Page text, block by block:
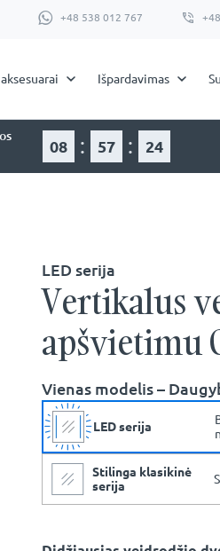
+48 538 012 767
Išpardavimas
08 : 57 : 23
LED serija
Vertikalus
apšvietimu
Vienas modelis –
LED serija
Stilinga klasikinė
serija